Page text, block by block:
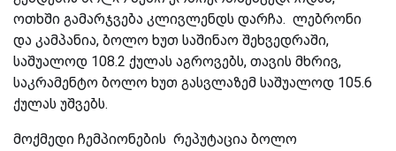
ოთხში გამარჯვება კლივლენდს დარჩა. ლებრონი
და კამპანია, ბოლო ხუთ საშინაო შეხვედრაში,
საშუალოდ 108.2 ქულას აგროვებს, თავის მხრივ,
საკრამენტო ბოლო ხუთ გასვლაზემ საშუალოდ 105.6
ქულას უშვებს.
მოქმედი ჩემპიონების რეპუტაცია ბოლო